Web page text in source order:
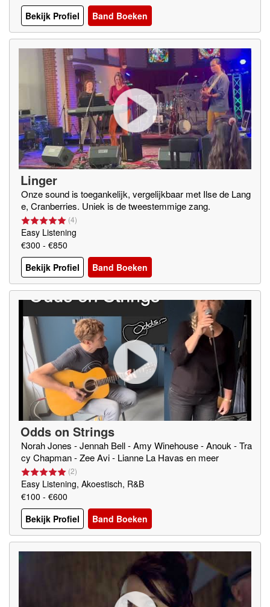
Bekijk Profiel
Band Boeken
Linger
Onze sound is toegankelijk, vergelijkbaar met Ilse de Lang
e, Cranberries. Uniek is de tweestemmige zang.
(4)
Easy Listening
€300 - €850
Bekijk Profiel
Band Boeken
Odds on Strings
Norah Jones - Jennah Bell - Amy Winehouse - Anouk - Tra
cy Chapman - Zee Avi - Lianne La Havas en meer
(2)
Easy Listening, Akoestisch, R&B
€100 - €600
Bekijk Profiel
Band Boeken